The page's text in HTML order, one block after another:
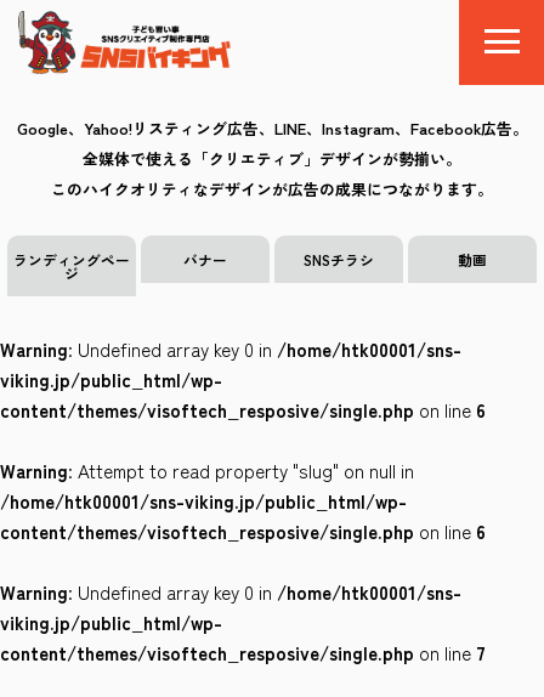
SNSバイキングとは
料金
制作の流れ
クリエイティブ
お気に入り
会社案内
サイトポリシー
Google、Yahoo!リスティング広告、LINE、Instagram、Facebook広告。
全媒体で使える「クリエティブ」デザインが勢揃い。
このハイクオリティなデザインが広告の成果につながります。
ランディングペー
ジ
バナー SNSチラシ 動画
Warning: Undefined array key 0 in /home/htk00001/sns-
viking.jp/public_html/wp-
content/themes/visoftech_resposive/single.php on line 6
Warning: Attempt to read property "slug" on null in
/home/htk00001/sns-viking.jp/public_html/wp-
content/themes/visoftech_resposive/single.php on line 6
Warning: Undefined array key 0 in /home/htk00001/sns-
viking.jp/public_html/wp-
content/themes/visoftech_resposive/single.php on line 7